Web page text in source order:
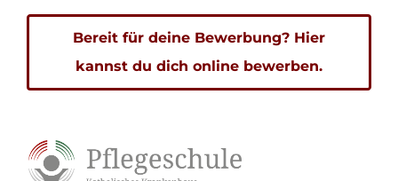
Bereit für deine Bewerbung? Hier
kannst du dich online bewerben.